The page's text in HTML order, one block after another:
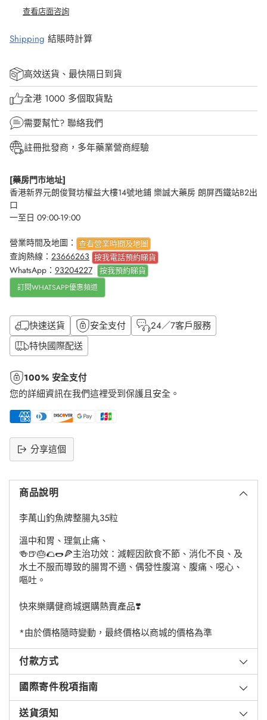
查看店面咨詢
Shipping 結賬時計算
高效送貨、最快隔日到貨
全港 1000 多個取貨點
需要幫忙? 聯絡我們
註冊批發商，多年藥業營商經驗
[藥房門市地址]
香港新界元朗俊賢坊權益大樓14號地鋪 樂誠大藥房 朗屏西鐵站B2出
口
一至日 09:00-19:00
營業時間及地圖： 查看營業時間及地圖
查詢熱線： 23666263 按我電話預約睇貨
WhatsApp： 93204227 按我預約睇貨
訂閱WHATSAPP優惠頻道
快速送貨 安全支付
24／7客戶服務
特快國際配送
100% 安全支付
您的詳細資訊在我們這裡受到保護且安全。
分享這個
產
商品說明
李萬山釣魚牌整腸丸35粒
溫中和胃、理氣止痛、
🍻🍺🎂🌮🌭🍕主治功效：減輕因飲食不節、消化不良、及
水土不服而導致的腸胃不適、偶發性腹瀉、腹痛、噁心、
嘔吐。
快來樂購健商城選購熱賣產品❣️
*由於價格隨時變動，最終價格以商城的價格為準
付款方式
國際寄件稅項指南
送貨須知